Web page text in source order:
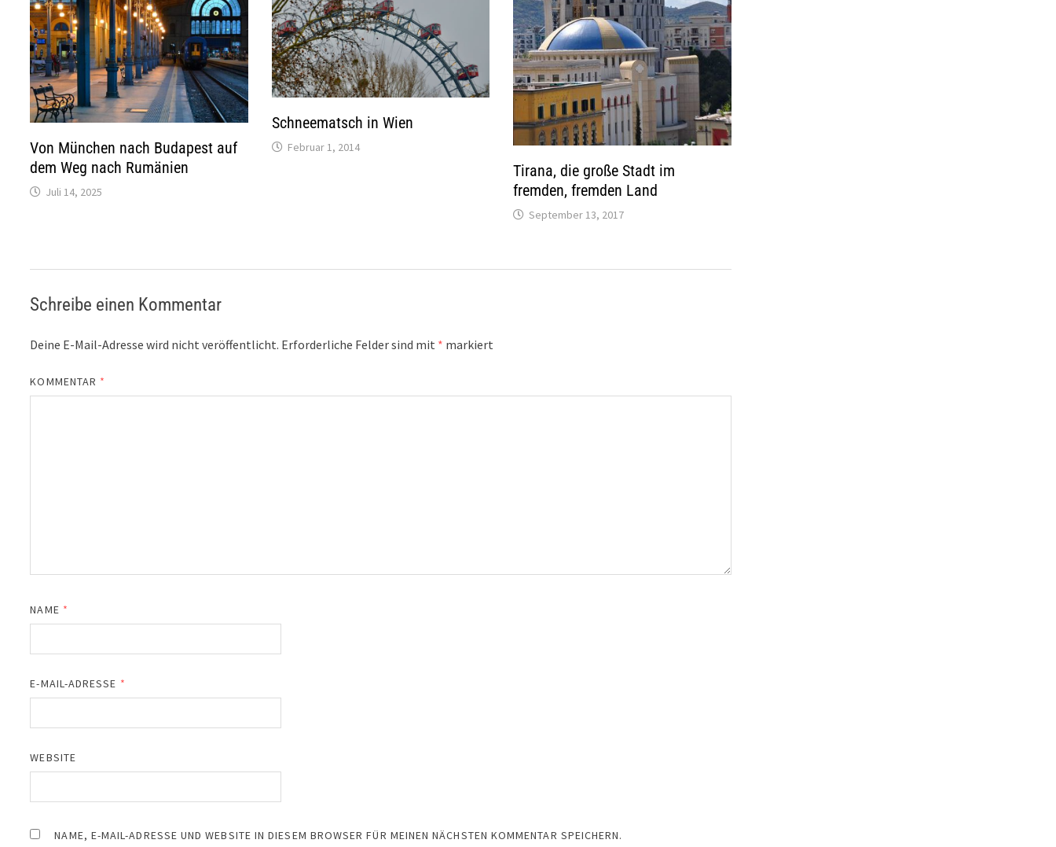
Von München nach Budapest auf
dem Weg nach Rumänien
Juli 14, 2025
Schneematsch in Wien
Februar 1, 2014
Tirana, die große Stadt im
fremden, fremden Land
September 13, 2017
Schreibe einen Kommentar
Deine E-Mail-Adresse wird nicht veröffentlicht. Erforderliche Felder sind mit * markiert
KOMMENTAR *
NAME *
E-MAIL-ADRESSE *
WEBSITE
NAME, E-MAIL-ADRESSE UND WEBSITE IN DIESEM BROWSER FÜR MEINEN NÄCHSTEN KOMMENTAR SPEICHERN.